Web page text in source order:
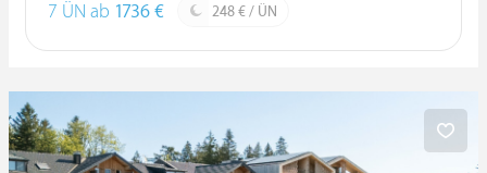
7 ÜN ab 1736 € 248 € / ÜN